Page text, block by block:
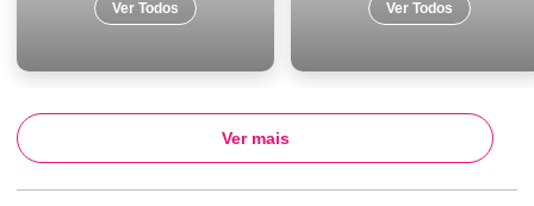
Ver Todos Ver Todos
Ver mais